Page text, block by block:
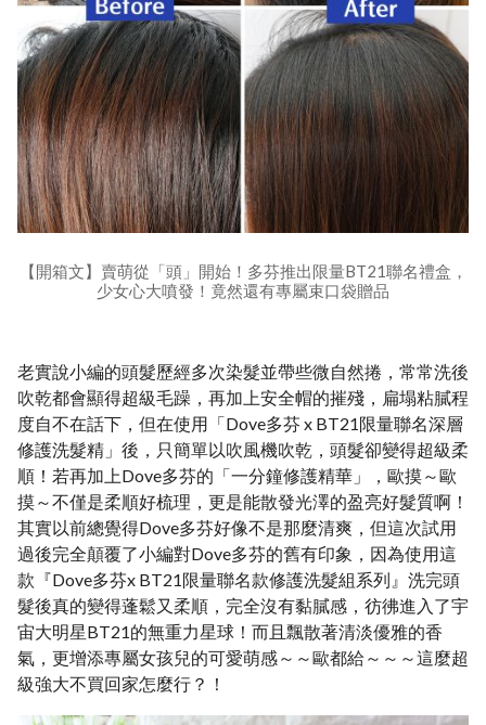
【開箱文】賣萌從「頭」開始！多芬推出限量BT21聯名禮盒，
少女心大噴發！竟然還有專屬束口袋贈品
老實說小編的頭髮歷經多次染髮並帶些微自然捲，常常洗後
吹乾都會顯得超級毛躁，再加上安全帽的摧殘，扁塌粘膩程
度自不在話下，但在使用「Dove多芬 x BT21限量聯名深層
修護洗髮精」後，只簡單以吹風機吹乾，頭髮卻變得超級柔
順！若再加上Dove多芬的「一分鐘修護精華」，歐摸～歐
摸～不僅是柔順好梳理，更是能散發光澤的盈亮好髮質啊！
其實以前總覺得Dove多芬好像不是那麼清爽，但這次試用
過後完全顛覆了小編對Dove多芬的舊有印象，因為使用這
款『Dove多芬x BT21限量聯名款修護洗髮組系列』洗完頭
髮後真的變得蓬鬆又柔順，完全沒有黏膩感，彷彿進入了宇
宙大明星BT21的無重力星球！而且飄散著清淡優雅的香
氣，更增添專屬女孩兒的可愛萌感～～歐都給～～～這麼超
級強大不買回家怎麼行？！